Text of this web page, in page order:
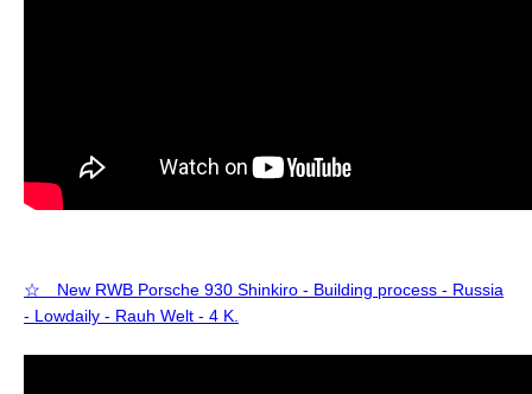
☆ New RWB Porsche 930 Shinkiro - Building process - Russia
- Lowdaily - Rauh Welt - 4 K.